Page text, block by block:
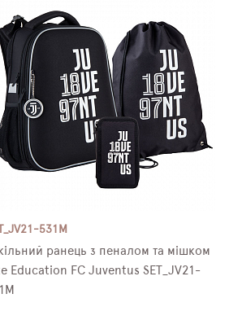
531M
ранець з пеналом та мішком
Education FC Juventus SET_JV21-